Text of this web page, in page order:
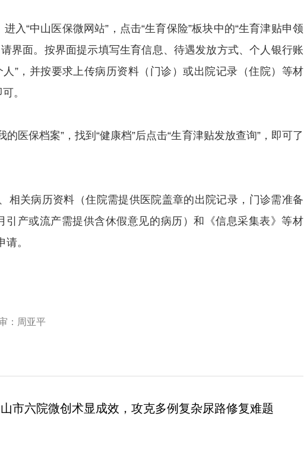
入“中山医保微网站”，点击“生育保险”板块中的“生育津贴申领
界面。按界面提示填写生育信息、待遇发放方式、个人银行账
”，并按要求上传病历资料（门诊）或出院记录（住院）等材
。
的医保档案”，找到“健康档”后点击“生育津贴发放查询”，即可了
相关病历资料（住院需提供医院盖章的出院记录，门诊需准备
引产或流产需提供含休假意见的病历）和《信息采集表》等材
。
：周亚平
市六院微创术显成效，攻克多例复杂尿路修复难题